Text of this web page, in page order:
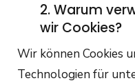
2. Warum
wir Cookies?
Wir können Cookies
Technologien für